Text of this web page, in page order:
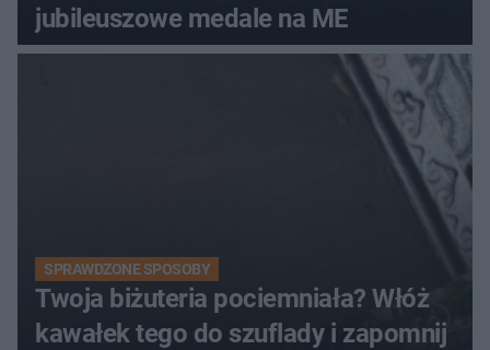
jubileuszowe medale na ME
SPRAWDZONE SPOSOBY
Twoja biżuteria pociemniała? Włóż
kawałek tego do szuflady i zapomnij